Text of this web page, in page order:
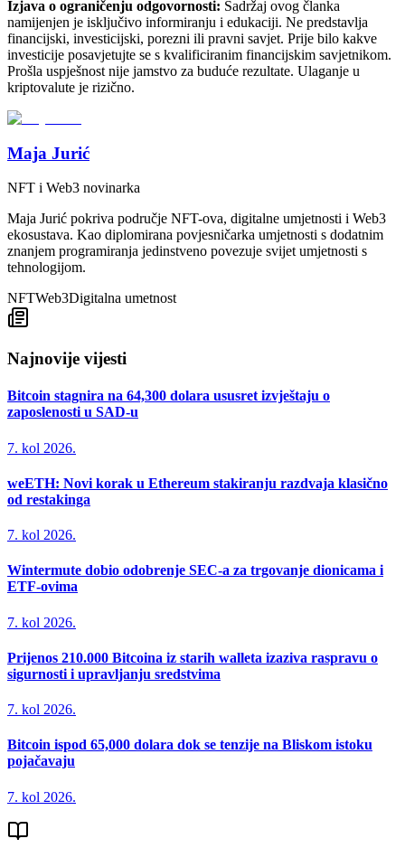
Izjava o ograničenju odgovornosti: Sadržaj ovog članka
namijenjen je isključivo informiranju i edukaciji. Ne predstavlja
financijski, investicijski, porezni ili pravni savjet. Prije bilo kakve
investicije posavjetujte se s kvalificiranim financijskim savjetnikom.
Prošla uspješnost nije jamstvo za buduće rezultate. Ulaganje u
kriptovalute je rizično.
Maja Jurić
NFT i Web3 novinarka
Maja Jurić pokriva područje NFT-ova, digitalne umjetnosti i Web3
ekosustava. Kao diplomirana povjesničarka umjetnosti s dodatnim
znanjem programiranja jedinstveno povezuje svijet umjetnosti s
tehnologijom.
NFTWeb3Digitalna umetnost
Najnovije vijesti
Bitcoin stagnira na 64,300 dolara ususret izvještaju o
zaposlenosti u SAD-u
7. kol 2026.
weETH: Novi korak u Ethereum stakiranju razdvaja klasično
od restakinga
7. kol 2026.
Wintermute dobio odobrenje SEC-a za trgovanje dionicama i
ETF-ovima
7. kol 2026.
Prijenos 210.000 Bitcoina iz starih walleta izaziva raspravu o
sigurnosti i upravljanju sredstvima
7. kol 2026.
Bitcoin ispod 65,000 dolara dok se tenzije na Bliskom istoku
pojačavaju
7. kol 2026.